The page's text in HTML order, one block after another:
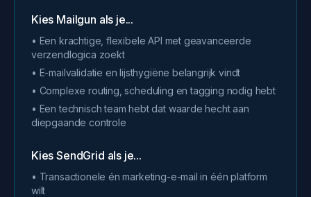
Kies Mailgun als je...
• Een krachtige, flexibele API met geavanceerde
verzendlogica zoekt
• E-mailvalidatie en lijsthygiëne belangrijk vindt
• Complexe routing, scheduling en tagging nodig hebt
• Een technisch team hebt dat waarde hecht aan
diepgaande controle
Kies SendGrid als je...
• Transactionele én marketing-e-mail in één platform
wilt